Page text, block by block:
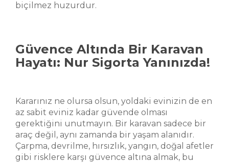
biçilmez huzurdur.
Güvence Altında Bir Karavan
Hayatı: Nur Sigorta Yanınızda!
Kararınız ne olursa olsun, yoldaki evinizin de en
az sabit eviniz kadar güvende olması
gerektiğini unutmayın. Bir karavan sadece bir
araç değil, aynı zamanda bir yaşam alanıdır.
Çarpma, devrilme, hırsızlık, yangın, doğal afetler
gibi risklere karşı güvence altına almak, bu